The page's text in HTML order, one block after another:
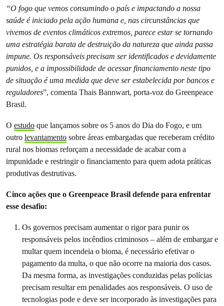
“O fogo que vemos consumindo o país e impactando a nossa
saúde é iniciado pela ação humana e, nas circunstâncias que
vivemos de eventos climáticos extremos, parece estar se tornando
uma estratégia barata de destruição da natureza que ainda passa
impune. Os responsáveis precisam ser identificados e devidamente
punidos, e a impossibilidade de acessar financiamento neste tipo
de situação é uma medida que deve ser estabelecida por bancos e
reguladores”, comenta Thais Bannwart, porta-voz do Greenpeace
Brasil.
O estudo que lançamos sobre os 5 anos do Dia do Fogo, e um
outro levantamento sobre áreas embargadas que receberam crédito
rural nos biomas reforçam a necessidade de acabar com a
impunidade e restringir o financiamento para quem adota práticas
produtivas destrutivas.
Cinco ações que o Greenpeace Brasil defende para enfrentar
esse desafio:
Os governos precisam aumentar o rigor para punir os
responsáveis pelos incêndios criminosos – além de embargar e
multar quem incendeia o bioma, é necessário efetivar o
pagamento da multa, o que não ocorre na maioria dos casos.
Da mesma forma, as investigações conduzidas pelas polícias
precisam resultar em penalidades aos responsáveis. O uso de
tecnologias pode e deve ser incorporado às investigações para